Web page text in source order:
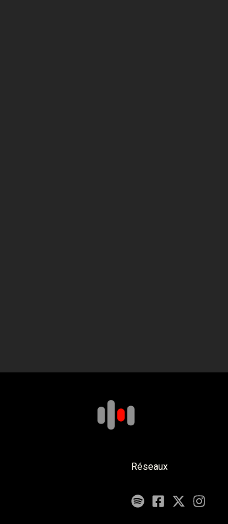
Réseaux